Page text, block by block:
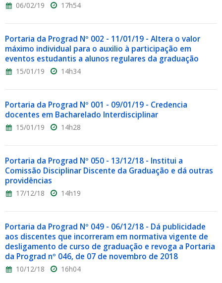
06/02/19 17h54
Portaria da Prograd Nº 002 - 11/01/19 - Altera o valor
máximo individual para o auxilio à participação em
eventos estudantis a alunos regulares da graduação
15/01/19 14h34
Portaria da Prograd Nº 001 - 09/01/19 - Credencia
docentes em Bacharelado Interdisciplinar
15/01/19 14h28
Portaria da Prograd Nº 050 - 13/12/18 - Institui a
Comissão Disciplinar Discente da Graduação e dá outras
providências
17/12/18 14h19
Portaria da Prograd Nº 049 - 06/12/18 - Dá publicidade
aos discentes que incorreram em normativa vigente de
desligamento de curso de graduação e revoga a Portaria
da Prograd nº 046, de 07 de novembro de 2018
10/12/18 16h04